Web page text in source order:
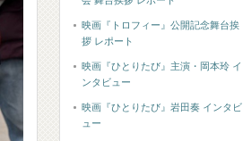
映画『トロフィー』公開記念舞台挨
拶 レポート
映画『ひとりたび』主演・岡本玲 イ
ンタビュー
映画『ひとりたび』岩田奏 インタビ
ュー